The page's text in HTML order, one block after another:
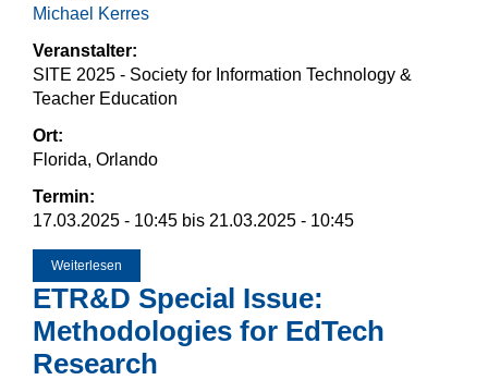
Michael Kerres
Veranstalter:
SITE 2025 - Society for Information Technology &
Teacher Education
Ort:
Florida, Orlando
Termin:
17.03.2025 - 10:45 bis 21.03.2025 - 10:45
Weiterlesen
ETR&D Special Issue:
Methodologies for EdTech
Research